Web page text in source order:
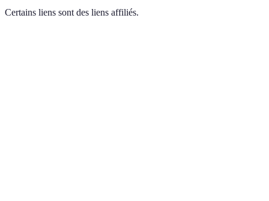
Certains liens sont des liens affiliés.